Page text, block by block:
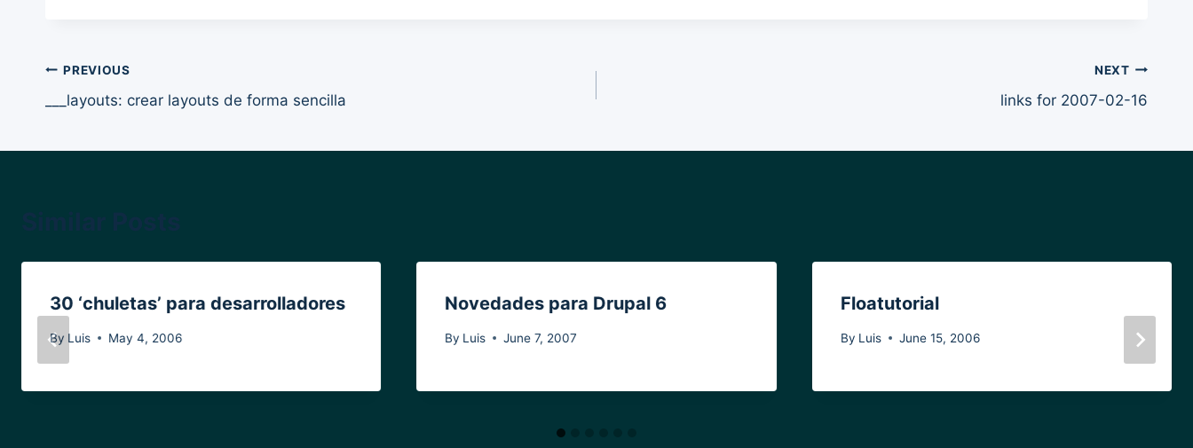
Post
navigation
PREVIOUS
___layouts: crear layouts de forma sencilla
NEXT
links for 2007-02-16
30 ‘chuletas’ para desarrolladores
By Luis May 4, 2006
Novedades para Drupal 6
By Luis June 7, 2007
Floatutorial
By Luis June 15, 2006